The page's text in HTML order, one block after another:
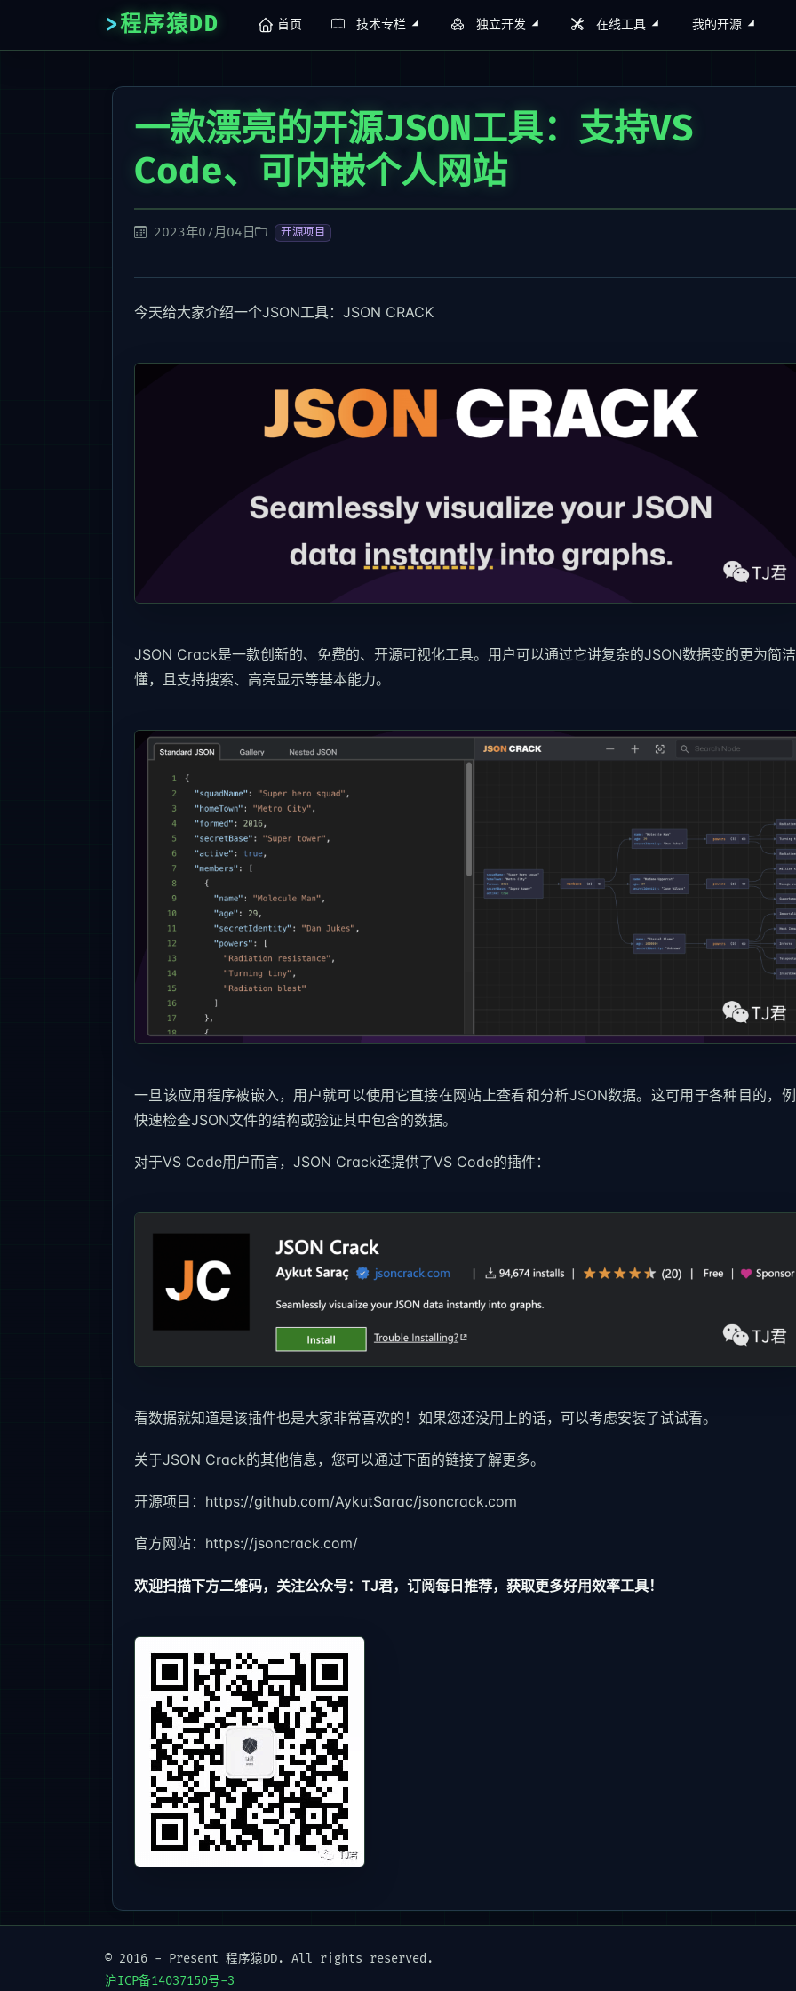
程序猿DD 首页 技术专栏 独立开发 在线工具 我的开源
一款漂亮的开源JSON工具：支持VS
Code、可内嵌个人网站
2023年07月04日 开源项目
今天给大家介绍一个JSON工具：JSON CRACK
JSON Crack是一款创新的、免费的、开源可视化工具。用户可以通过它讲复杂的JSON数据变的更为简
懂，且支持搜索、高亮显示等基本能力。
一旦该应用程序被嵌入，用户就可以使用它直接在网站上查看和分析JSON数据。这可用于各种目的，
快速检查JSON文件的结构或验证其中包含的数据。
对于VS Code用户而言，JSON Crack还提供了VS Code的插件：
看数据就知道是该插件也是大家非常喜欢的！如果您还没用上的话，可以考虑安装了试试看。
关于JSON Crack的其他信息，您可以通过下面的链接了解更多。
开源项目：https://github.com/AykutSarac/jsoncrack.com
官方网站：https://jsoncrack.com/
欢迎扫描下方二维码，关注公众号：TJ君，订阅每日推荐，获取更多好用效率工具！
© 2016 - Present 程序猿DD. All rights reserved.
沪ICP备14037150号-3